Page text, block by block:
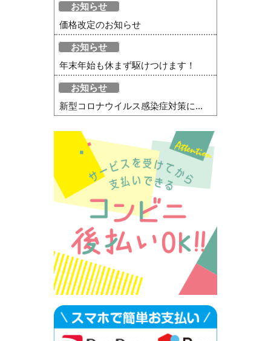
お知らせ
価格改定のお知らせ
お知らせ
年末年始も休まず駆けつけます！
お知らせ
新型コロナウイルス感染症対策に...